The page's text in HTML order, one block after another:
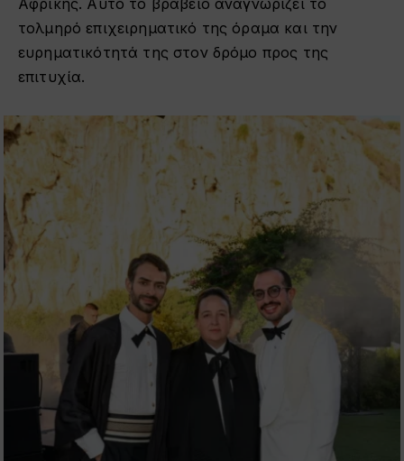
τολμηρό επιχειρηματικό της όραμα και την
ευρηματικότητά της στον δρόμο προς της
επιτυχία.